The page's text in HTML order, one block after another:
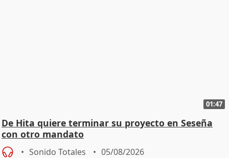
01:47
De Hita quiere terminar su proyecto en Seseña
con otro mandato
Sonido Totales 05/08/2026